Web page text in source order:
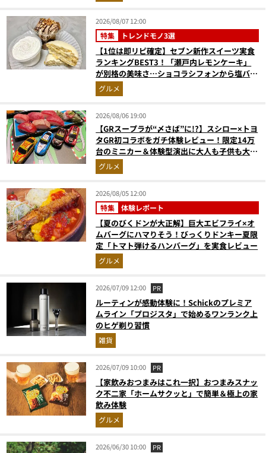
2026/08/07 12:00
特集 トレンドモノ3選
【1位は即リピ確定】セブン新作スイーツ実食
ランキングBEST3！「瀬戸内レモンケーキ」
が別格の美味さ…ショコラシフォンから塩バニ
ラプリンまで本気レビュー
グルメ
2026/08/06 19:00
【GRスープラが“〆さば”に!?】スシロー×トヨ
タGR初コラボをガチ体験レビュー！限定14万
台のミニカー＆体験型演出に大人も子供も大興
奮間違いなし
グルメ
2026/08/05 12:00
特集 体験レポート
【夏のびくドンが大正解】巨大エビフライ×オ
ムバーグにハマりそう！びっくりドンキー夏限
定「トマト弾けるハンバーグ」を実食レビュー
グルメ
2026/07/09 12:00 PR
ルーティンが感動体験に！Schickのプレミア
ムライン「プロジスタ」で始めるワンランク上
のヒゲ剃り習慣
雑貨
2026/07/09 10:00 PR
【家飲みおつまみはこれ一択】おつまみスナッ
ク不二家「ホームサクッと」で簡単＆極上の家
飲み体験
グルメ
2026/06/30 10:00 PR